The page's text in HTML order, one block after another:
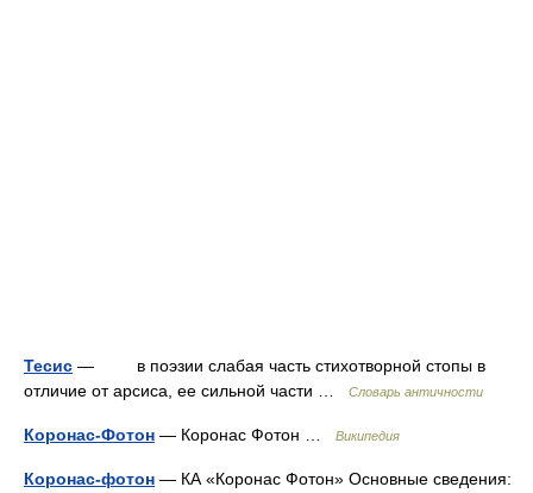
Тесис — в поэзии слабая часть стихотворной стопы в
отличие от арсиса, ее сильной части …
Словарь античности
Коронас-Фотон — Коронас Фотон … Википедия
Коронас-фотон — КА «Коронас Фотон» Основные сведения: